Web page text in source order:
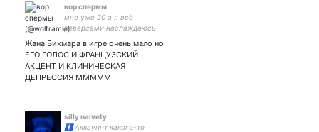
вор спермы
мне уже 20 а я всё
реверсами наслаждаюсь
Жана Викмара в игре очень мало но
ЕГО ГОЛОС И ФРАНЦУЗСКИЙ
АКЦЕНТ И КЛИНИЧЕСКАЯ
ДЕПРЕССИЯ МММММ
silly naivety
🚹 Аккауннт какого-то